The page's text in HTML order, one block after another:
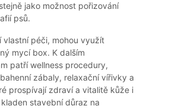
jako možnost pořizování
psů.
vlastní péči, mohou využít
mycí box. K dalším
patří wellness procedury,
zábaly, relaxační vířivky a
prospívají zdraví a vitalitě kůže i
stavební důraz na